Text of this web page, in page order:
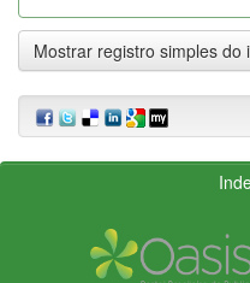
Mostrar registro simples do